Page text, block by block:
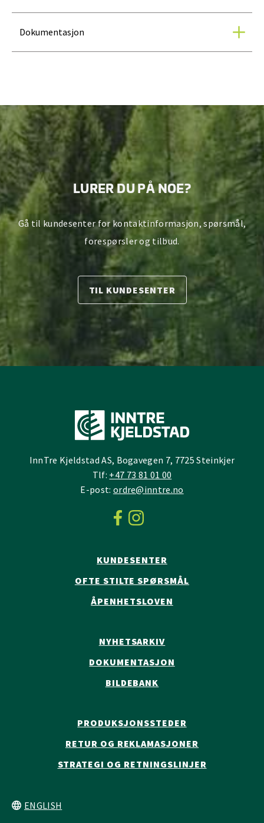
Dokumentasjon
LURER DU PÅ NOE?
Gå til kundesenter for kontaktinformasjon, spørsmål,
forespørsler og tilbud.
TIL KUNDESENTER
InnTre Kjeldstad AS, Bogavegen 7, 7725 Steinkjer
Tlf: +47 73 81 01 00
E-post: ordre@inntre.no
KUNDESENTER
OFTE STILTE SPØRSMÅL
ÅPENHETSLOVEN
NYHETSARKIV
DOKUMENTASJON
BILDEBANK
PRODUKSJONSSTEDER
RETUR OG REKLAMASJONER
STRATEGI OG RETNINGSLINJER
ENGLISH